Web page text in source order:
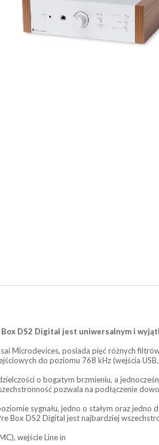
Box DS2 Digital jest uniwersalnym i
Microdevices, posiada pięć różnych
do poziomu 768 kHz (wejścia
o bogatym brzmieniu, a
pozwala na podłączenie
sygnału, jedno o stałym oraz
Box DS2 Digital jest najbardziej
wejście Line in